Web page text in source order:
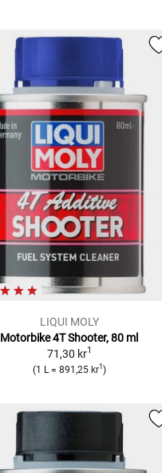
LIQUI MOLY
Motorbike 4T Shooter, 80 ml
71,30 kr1
(1 L = 891,25 kr1 )